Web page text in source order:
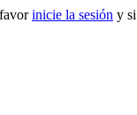
inicie la sesión y